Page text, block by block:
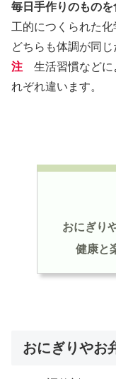
毎日手作りのもの
工的につくられた化
どちらも体調が同じ
注 生活習慣などに
れぞれ違います。
おにぎり
健康と
おにぎりやお